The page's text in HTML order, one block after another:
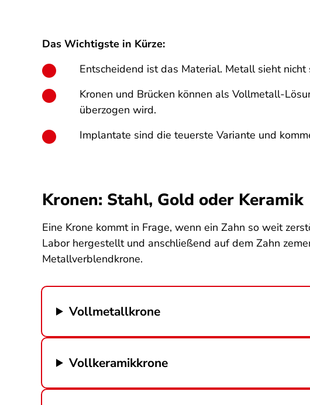
Das Wichtigste in Kürze:
Entscheidend ist das Material. Metall sieht
Kronen und Brücken können als Vollmetall-
überzogen wird.
Implantate sind die teuerste Variante und
Kronen: Stahl, Gold oder Keramik
Eine Krone kommt in Frage, wenn ein Zahn so weit
Labor hergestellt und anschließend auf dem Zahn
Metallverblendkrone.
Vollmetallkrone
Vollkeramikkrone